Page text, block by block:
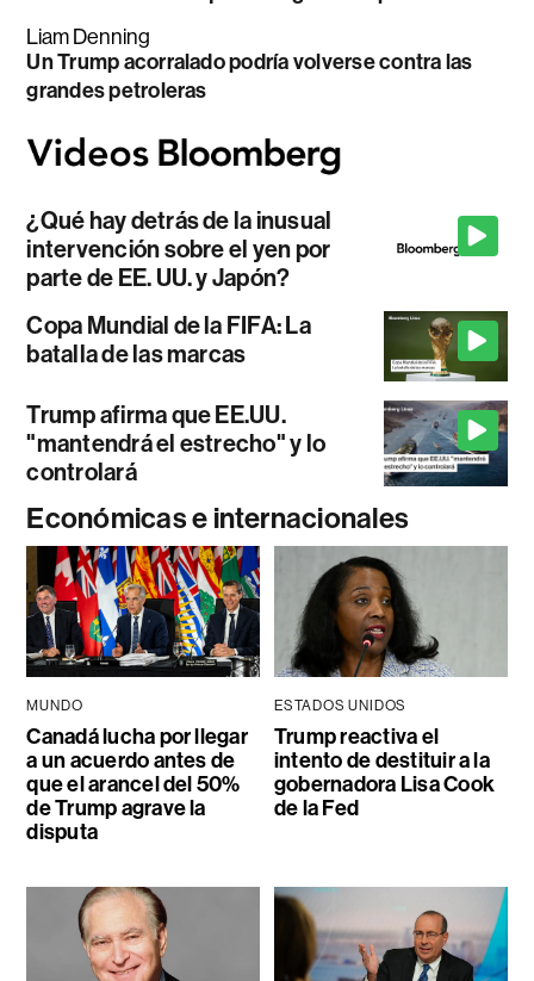
Liam Denning
Un Trump acorralado podría volverse contra las
grandes petroleras
¿Qué hay detrás de la inusual
intervención sobre el yen por
parte de EE. UU. y Japón?
Copa Mundial de la FIFA: La
batalla de las marcas
Trump afirma que EE.UU.
"mantendrá el estrecho" y lo
controlará
Económicas e internacionales
MUNDO
Canadá lucha por llegar
a un acuerdo antes de
que el arancel del 50%
de Trump agrave la
disputa
ESTADOS UNIDOS
Trump reactiva el
intento de destituir a la
gobernadora Lisa Cook
de la Fed